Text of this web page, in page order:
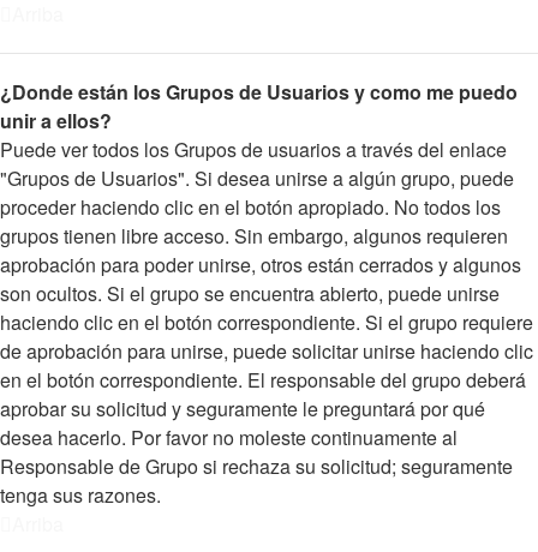
¿Donde están los Grupos de Usuarios y como me puedo
unir a ellos?
Puede ver todos los Grupos de usuarios a través del enlace
"Grupos de Usuarios". Si desea unirse a algún grupo, puede
proceder haciendo clic en el botón apropiado. No todos los
grupos tienen libre acceso. Sin embargo, algunos requieren
aprobación para poder unirse, otros están cerrados y algunos
son ocultos. Si el grupo se encuentra abierto, puede unirse
haciendo clic en el botón correspondiente. Si el grupo requiere
de aprobación para unirse, puede solicitar unirse haciendo clic
en el botón correspondiente. El responsable del grupo deberá
aprobar su solicitud y seguramente le preguntará por qué
desea hacerlo. Por favor no moleste continuamente al
Responsable de Grupo si rechaza su solicitud; seguramente
tenga sus razones.